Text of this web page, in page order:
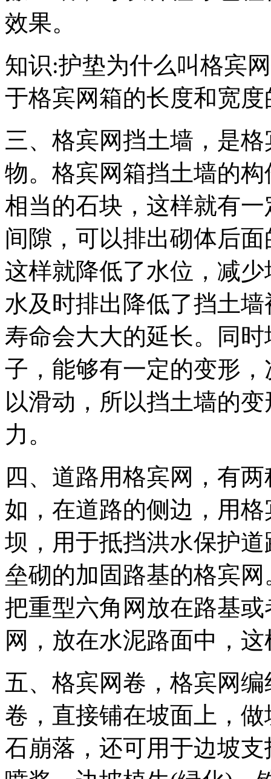
效果。
知识:护垫为什么叫格宾
于格宾网箱的长度和宽
三、格宾网挡土墙，是
物。格宾网箱挡土墙的
相当的石块，这样就有
间隙，可以排出砌体后
这样就降低了水位，减
水及时排出降低了挡土
寿命会大大的延长。同
子，能够有一定的变形
以滑动，所以挡土墙的
力。
四、道路用格宾网，有
如，在道路的侧边，用
坝，用于抵挡洪水保护道
垒砌的加固路基的格宾
把重型六角网放在路基
网，放在水泥路面中，
五、格宾网卷，格宾网编
卷，直接铺在坡面上，
石崩落，还可用于边坡